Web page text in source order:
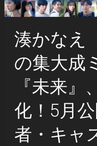
湊かなえ
の集大成
『未来』
化！5月
者・キャ